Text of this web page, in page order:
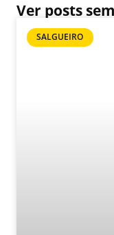
Ver posts
SALGUEIRO